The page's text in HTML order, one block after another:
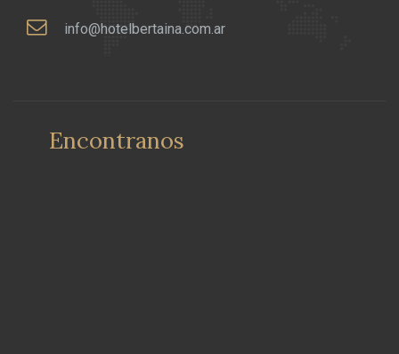
info@hotelbertaina.com.ar
Encontranos